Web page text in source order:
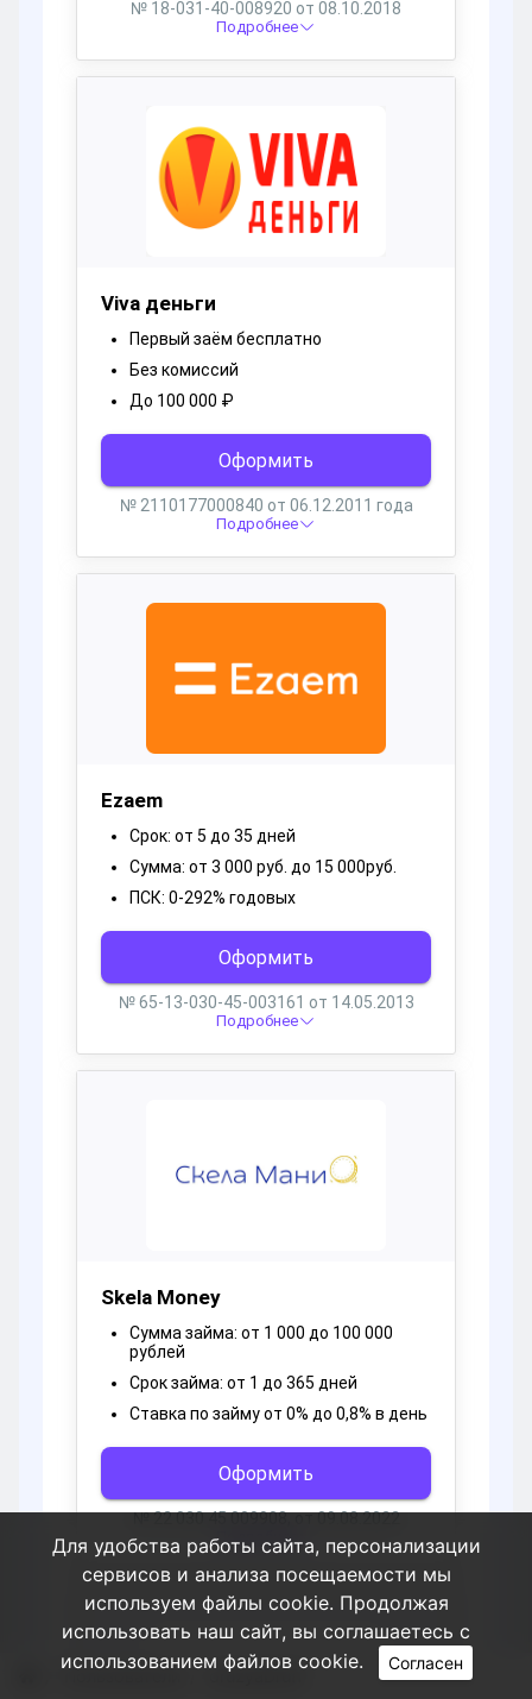
Пользователи druzyaDruff
Для удобства работы сайта, персонализации
сервисов и анализа посещаемости мы
используем файлы cookie. Продолжая
использовать наш сайт, вы соглашаетесь с
использованием файлов cookie.
Согласен